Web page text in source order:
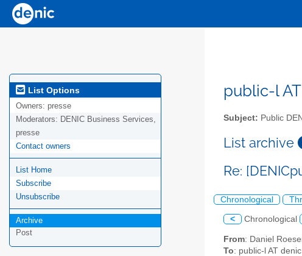
List Options
Owners: presse
Moderators: DENIC Business Services,
presse
Contact owners
List Home
Subscribe
Unsubscribe
Archive
Post
public-l
Subject: Public
List archive
Re:
Chronological
< Chronological
From: Daniel
To: public-l AT